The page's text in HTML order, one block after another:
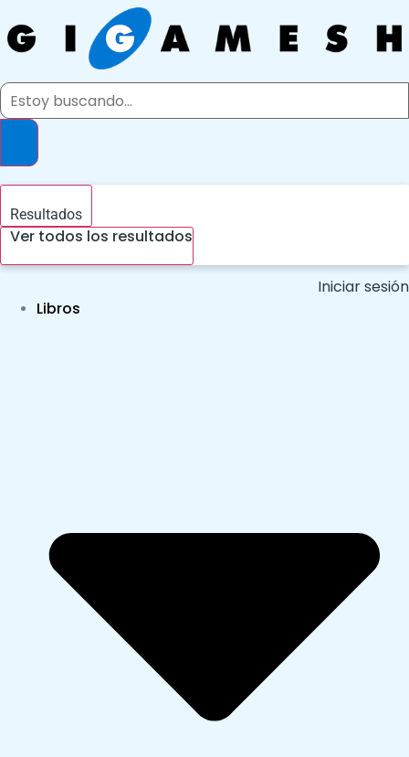
al
contenido
Search
Resultados
Ver todos los resultados
Iniciar sesión
Libros